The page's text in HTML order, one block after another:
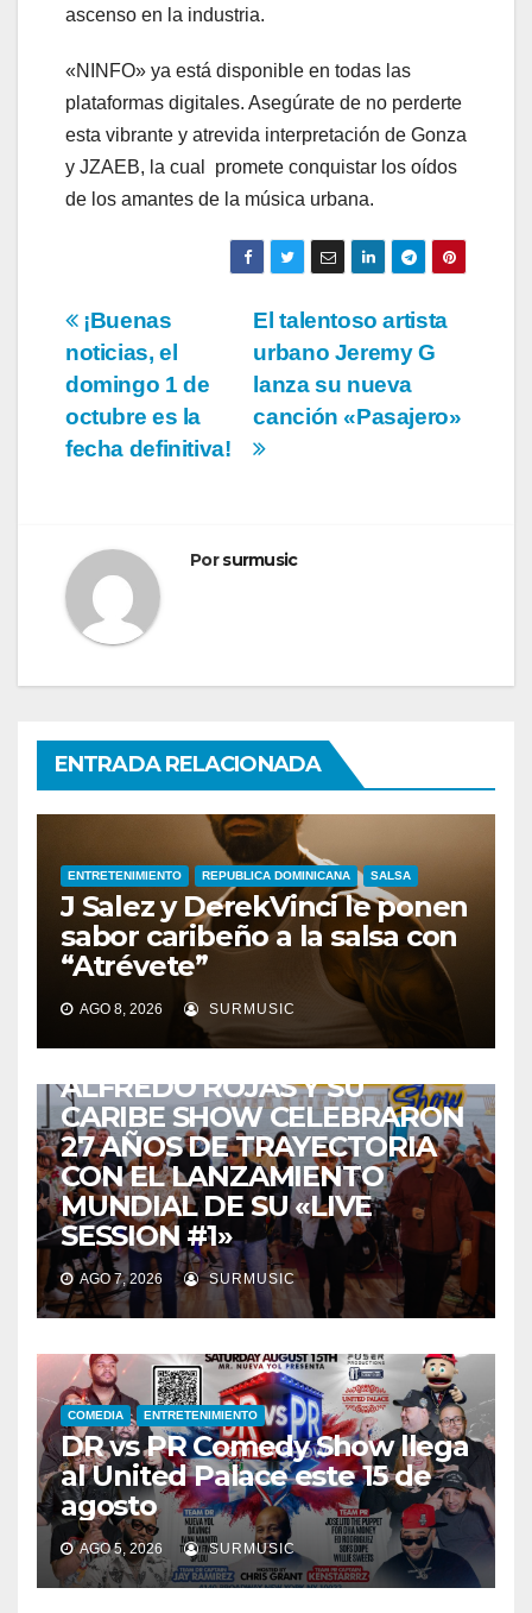
ascenso en la industria.
«NINFO» ya está disponible en todas las
plataformas digitales. Asegúrate de no perderte
esta vibrante y atrevida interpretación de Gonza
y JZAEB, la cual promete conquistar los oídos
de los amantes de la música urbana.
Navegación
de
entradas
El talentoso artista
urbano Jeremy G
lanza su nueva
canción «Pasajero»
¡Buenas
noticias, el
domingo 1 de
octubre es la
fecha definitiva!
Porsurmusic
ENTRADA RELACIONADA
ENTRETENIMIENTO REPUBLICA DOMINICANA SALSA
J Salez y DerekVinci le ponen
sabor caribeño a la salsa con
“Atrévete”
AGO 8, 2026 SURMUSIC
ENTRETENIMIENTO
ALFREDO ROJAS Y SU
CARIBE SHOW CELEBRARON
27 AÑOS DE TRAYECTORIA
CON EL LANZAMIENTO
MUNDIAL DE SU «LIVE
SESSION #1»
AGO 7, 2026 SURMUSIC
COMEDIA ENTRETENIMIENTO
DR vs PR Comedy Show llega
al United Palace este 15 de
agosto
AGO 5, 2026 SURMUSIC